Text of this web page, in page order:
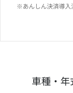
※あんしん決済導入
車種・